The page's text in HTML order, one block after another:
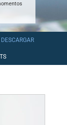
DESCARGAR